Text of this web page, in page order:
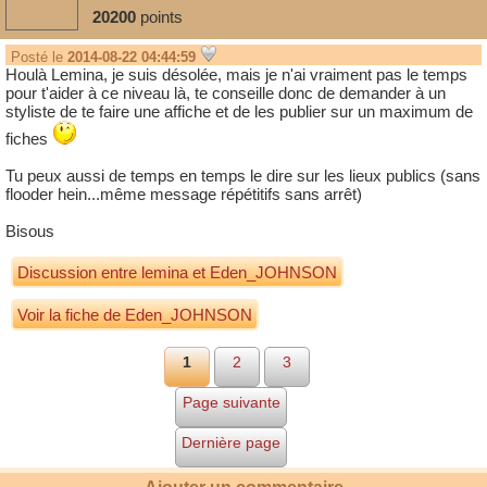
(inconnu)
20200 points
Posté le 2014-08-22 04:44:59
Houlà Lemina, je suis désolée, mais je n'ai vraiment pas le temps
pour t'aider à ce niveau là, te conseille donc de demander à un
styliste de te faire une affiche et de les publier sur un maximum de
fiches
Tu peux aussi de temps en temps le dire sur les lieux publics (sans
flooder hein...même message répétitifs sans arrêt)
Bisous
Discussion entreleminaetEden_JOHNSON
Voir la fiche de Eden_JOHNSON
1 2 3
Page suivante
Dernière page